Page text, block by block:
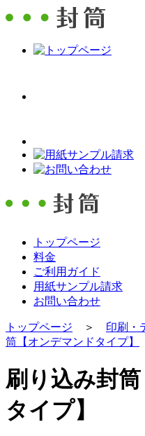
トップページ
料金
ご利用ガイド
用紙サンプル請求
お問い合わせ
トップページ ＞ 印刷・
筒【オンデマンドタイプ】
刷り込み封
タイプ】